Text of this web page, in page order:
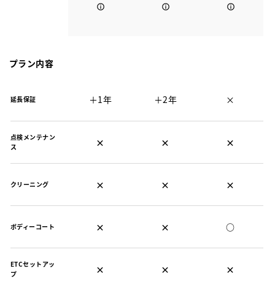
プラン内容
延長保証 ＋1年 ＋2年 ×
点検メンテナン
ス
× × ×
クリーニング × × ×
ボディーコート × × ○
ETCセットアッ
プ
× × ×